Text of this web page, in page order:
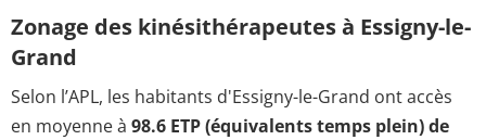
Zonage des kinésithérapeutes à Essigny-le-
Grand
Selon l’APL, les habitants d'Essigny-le-Grand ont accès
en moyenne à 98.6 ETP (équivalents temps plein) de